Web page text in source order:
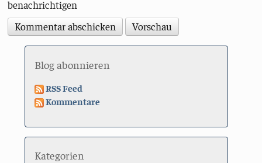
benachrichtigen
Blog abonnieren
RSS Feed
Kommentare
Kategorien